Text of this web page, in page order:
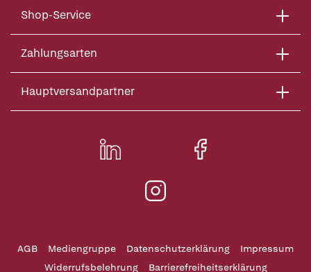
Shop-Service
Zahlungsarten
Hauptversandpartner
AGB Mediengruppe Datenschutzerklärung
Impressum
Widerrufsbelehrung
Barrierefreiheitserklärung